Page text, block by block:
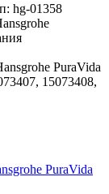
hg-01358
PuraVida
15073408,
PuraVida